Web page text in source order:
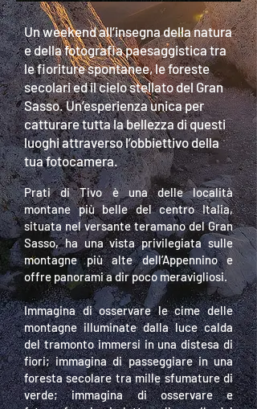
Un weekend all’insegna della natura
e della fotografia paesaggistica tra
le fioriture spontanee, le foreste
secolari ed il cielo stellato del Gran
Sasso. Un’esperienza unica per
catturare tutta la bellezza di questi
luoghi attraverso l’obbiettivo della
tua fotocamera.
Prati di Tivo è una delle località
montane più belle del centro Italia,
situata nel versante teramano del Gran
Sasso, ha una vista privilegiata sulle
montagne più alte dell’Appennino e
offre panorami a dir poco meravigliosi.
Immagina di osservare le cime delle
montagne illuminate dalla luce calda
del tramonto immersi in una distesa di
fiori; immagina di passeggiare in una
foresta secolare tra mille sfumature di
verde; immagina di osservare e